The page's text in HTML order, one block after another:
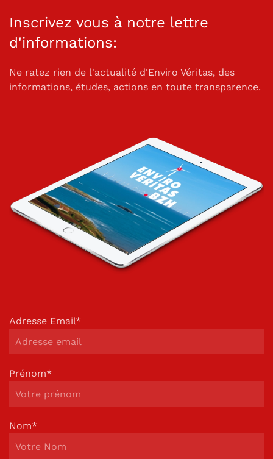
Inscrivez vous à notre lettre
d'informations:
Ne ratez rien de l'actualité d'Enviro Véritas, des
informations, études, actions en toute transparence.
Adresse Email*
Prénom*
Nom*